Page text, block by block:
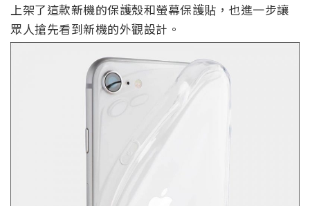
上架了這款新機的保護殼和螢幕保護貼，也進一步讓
眾人搶先看到新機的外觀設計。